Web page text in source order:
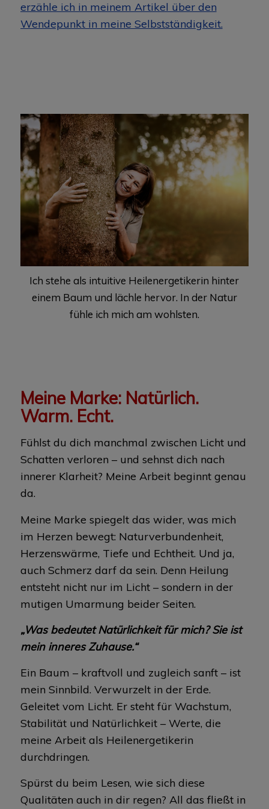
erzähle ich in meinem Artikel über den
Wendepunkt in meine Selbstständigkeit.
Ich stehe als intuitive Heilenergetikerin hinter
einem Baum und lächle hervor. In der Natur
fühle ich mich am wohlsten.
Meine Marke: Natürlich.
Warm. Echt.
Fühlst du dich manchmal zwischen Licht und
Schatten verloren – und sehnst dich nach
innerer Klarheit? Meine Arbeit beginnt genau
da.
Meine Marke spiegelt das wider, was mich
im Herzen bewegt: Naturverbundenheit,
Herzenswärme, Tiefe und Echtheit. Und ja,
auch Schmerz darf da sein. Denn Heilung
entsteht nicht nur im Licht – sondern in der
mutigen Umarmung beider Seiten.
„Was bedeutet Natürlichkeit für mich? Sie ist
mein inneres Zuhause.“
Ein Baum – kraftvoll und zugleich sanft – ist
mein Sinnbild. Verwurzelt in der Erde.
Geleitet vom Licht. Er steht für Wachstum,
Stabilität und Natürlichkeit – Werte, die
meine Arbeit als Heilenergetikerin
durchdringen.
Spürst du beim Lesen, wie sich diese
Qualitäten auch in dir regen? All das fließt in